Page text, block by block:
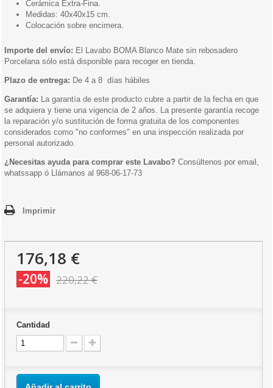
Cerámica Extra-Fina.
Medidas: 40x40x15 cm.
Colocación sobre encimera.
Importe del envío: El Lavabo BOMA Blanco Mate sin rebosadero
Porcelana sólo está disponible para recoger en tienda.
Plazo de entrega: De 4 a 8 días hábiles
Garantía: La garantía de este producto cubre a partir de la fecha en que
se adquiera y tiene una vigencia de 2 años. La presente garantía recoge
la reparación y/o sustitución de forma gratuita de los componentes
considerados como "no conformes" en una inspección realizada por
personal autorizado.
¿Necesitas ayuda para comprar este Lavabo? Consúltenos por email,
whatssapp ó Llámanos al 968-06-17-73
Imprimir
176,18 €
-20% 220,22 €
Cantidad